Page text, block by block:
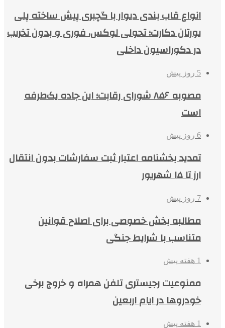
انواع قاب بندی دیوار با گچبری پیش ساخته پلی
یورتان دکارت؛ تحولی لوکس، فوری و بدون تخریب
در دکوراسیون داخلی
5 روز پیش
مصوبه ۸۵۶ شورای رقابت؛ این جاده یک‌طرفه
است
6 روز پیش
تمدید بخشنامه اعتبار ثبت سفارشات بدون انتقال
ارز تا ۱۵ شهریور
7 روز پیش
مطالبه بخش خصوصی برای اصلاح قوانین
متناسب با شرایط جنگی
1 هفته پیش
ممنوعیت رجیستری تلفن همراه و خروج برخی
خودروها در ایام اربعین
1 هفته پیش